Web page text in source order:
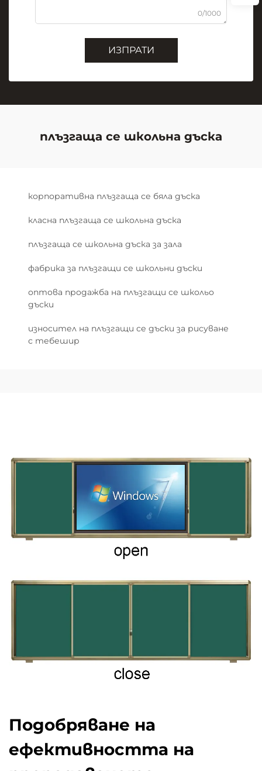
0/1000
ИЗПРАТИ
плъзгаща се школьна дъска
корпоративна плъзгаща се бяла дъска
класна плъзгаща се школьна дъска
плъзгаща се школьна дъска за зала
фабрика за плъзгащи се школьни дъски
оптова продажба на плъзгащи се школьо
дъски
износител на плъзгащи се дъски за рисуване
с тебешир
Подобряване на
ефективността на